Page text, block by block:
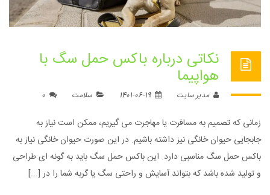
نکاتی درباره باکس حمل سگ با
هواپیما
مدیر سایت 1401-06-19 سلامت
زمانی که تصمیم به مسافرت یا مهاجرت می گیریم، ممکن است نیاز به
جابجایی حیوان خانگی نیز داشته باشیم. در این صورت حیوان خانگی نیاز به
باکس حمل سگ مناسبی دارد. این باکس حمل سگ باید به گونه ای طراحی
و تولید شده باشد که بتواند آسایش و راحتی سگ یا گربه شما را در [...]